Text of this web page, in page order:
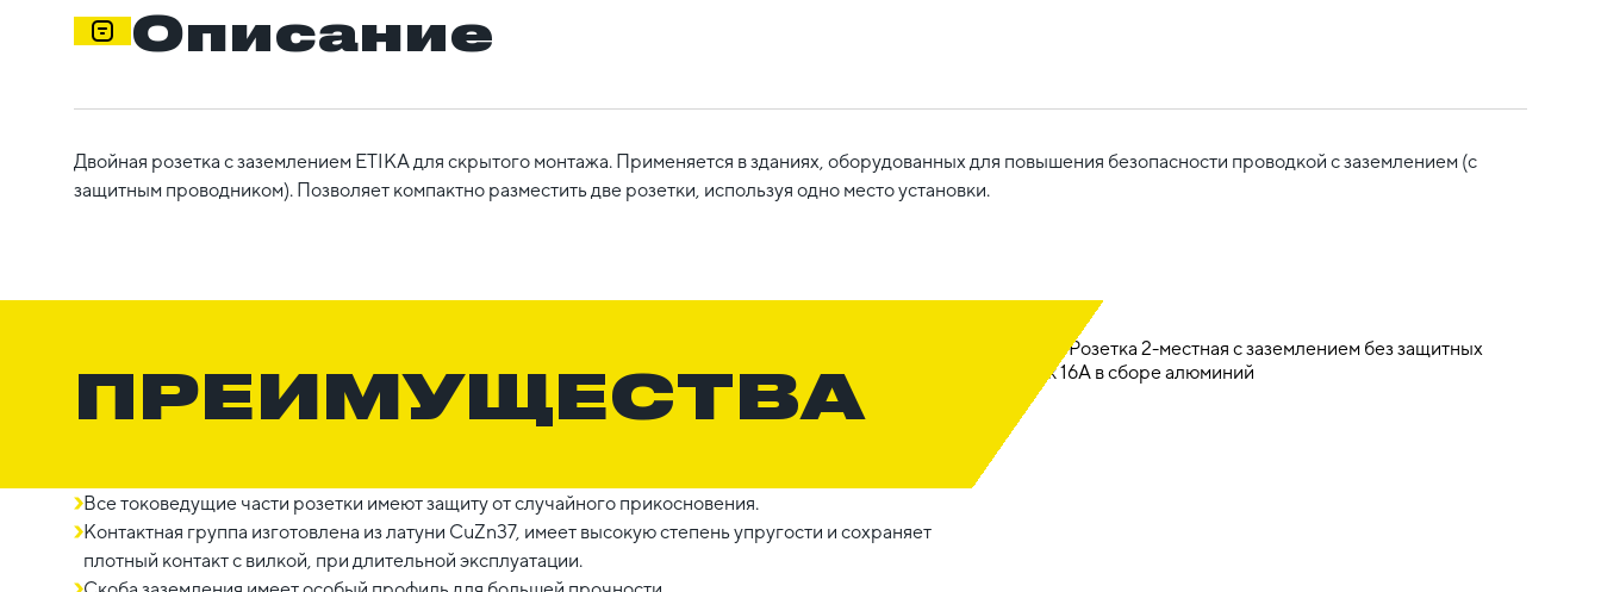
Описание
Двойная розетка с заземлением ETIKA для скрытого монтажа. Применяется в зданиях, оборудованных для повышения безопасности проводкой с заземлением (с
защитным проводником). Позволяет компактно разместить две розетки, используя одно место установки.
ПРЕИМУЩЕСТВА
Все токоведущие части розетки имеют защиту от случайного прикосновения.
Контактная группа изготовлена из латуни CuZn37, имеет высокую степень упругости и сохраняет
плотный контакт с вилкой, при длительной эксплуатации.